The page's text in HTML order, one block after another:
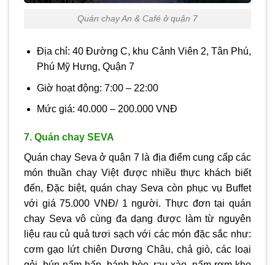
Quán chay An & Café ở quận 7
Địa chỉ: 40 Đường C, khu Cảnh Viên 2, Tân Phú,
Phú Mỹ Hưng, Quận 7
Giờ hoạt động: 7:00 – 22:00
Mức giá: 40.000 – 200.000 VNĐ
7. Quán chay SEVA
Quán chay Seva ở quận 7 là địa điểm cung cấp các
món thuần chay Việt được nhiều thực khách biết
đến, Đặc biệt, quán chay Seva còn phục vụ Buffet
với giá 75.000 VNĐ/ 1 người. Thực đơn tại quán
chay Seva vô cùng đa dạng được làm từ nguyên
liệu rau củ quả tươi sạch với các món đặc sắc như:
cơm gạo lứt chiên Dương Châu, chả giò, các loại